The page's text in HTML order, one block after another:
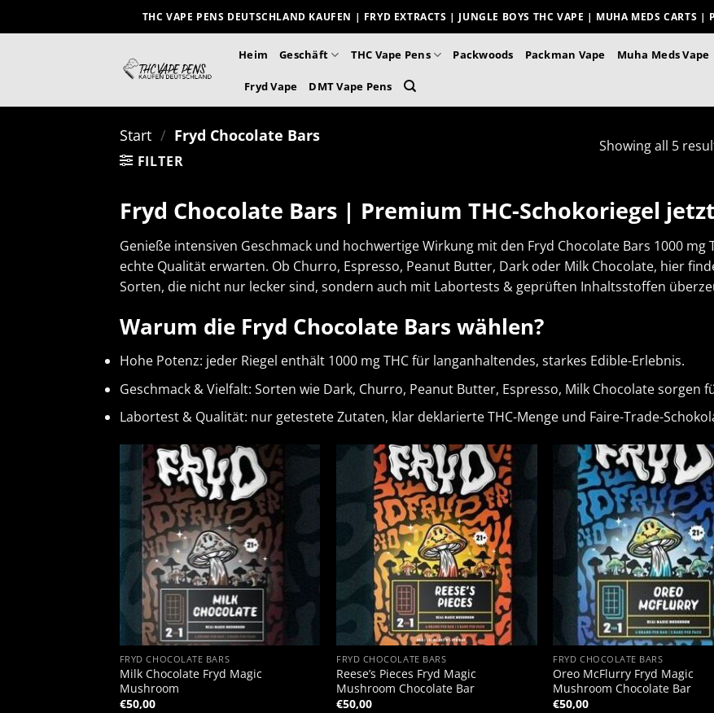
Inhalt
THC VAPE PENS DEUTSCHLAND KAUFEN | FRYD EXTRACTS | JUNGLE BOYS THC VAPE | MUHA MEDS CARTS
Heim Geschäft THC Vape Pens Packwoods Packman Vape Muha Meds Vape
Fryd Vape DMT Vape Pens
Start / Fryd Chocolate Bars
FILTER
Showing all 5
Fryd Chocolate Bars | Premium THC-Schokoriegel
Genieße intensiven Geschmack und hochwertige Wirkung mit den Fryd Chocolate Bars 1000 mg
echte Qualität erwarten. Ob Churro, Espresso, Peanut Butter, Dark oder Milk Chocolate, hier
Sorten, die nicht nur lecker sind, sondern auch mit Labortests & geprüften Inhaltsstoffen
Warum die Fryd Chocolate Bars wählen?
Hohe Potenz: jeder Riegel enthält 1000 mg THC für langanhaltendes, starkes Edible-Erlebnis.
Geschmack & Vielfalt: Sorten wie Dark, Churro, Peanut Butter, Espresso, Milk Chocolate sorgen
Labortest & Qualität: nur getestete Zutaten, klar deklarierte THC-Menge und Faire-Trade-
FRYD CHOCOLATE BARS
Milk Chocolate Fryd Magic
Mushroom
€50,00
FRYD CHOCOLATE BARS
Reese’s Pieces Fryd Magic
Mushroom Chocolate Bar
€50,00
FRYD CHOCOLATE BARS
Oreo McFlurry Fryd Magic
Mushroom Chocolate Bar
€50,00